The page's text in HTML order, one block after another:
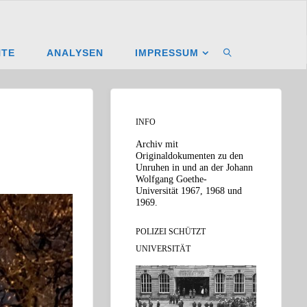
ANALYSEN IMPRESSUM
INFO
Archiv mit
Originaldokumenten zu den
Unruhen in und an der Johann
Wolfgang Goethe-
Universität 1967, 1968 und
1969.
POLIZEI SCHÜTZT
UNIVERSITÄT